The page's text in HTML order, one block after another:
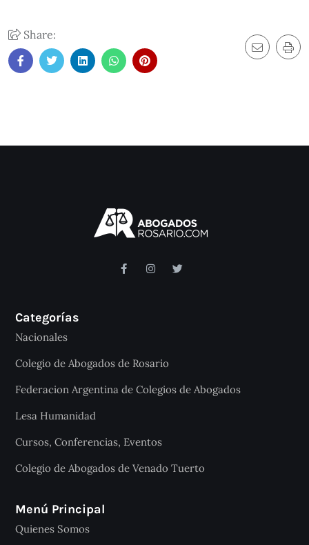
Share:
Categorías
Nacionales
Colegio de Abogados de Rosario
Federacion Argentina de Colegios de Abogados
Lesa Humanidad
Cursos, Conferencias, Eventos
Colegio de Abogados de Venado Tuerto
Menú Principal
Quienes Somos